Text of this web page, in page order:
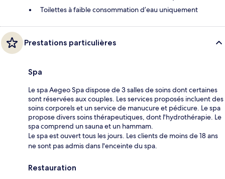
Toilettes à faible consommation d’eau uniquement
Prestations particulières
Spa
Le spa Aegeo Spa dispose de 3 salles de soins dont certaines
sont réservées aux couples. Les services proposés incluent des
soins corporels et un service de manucure et pédicure. Le spa
propose divers soins thérapeutiques, dont l'hydrothérapie. Le
spa comprend un sauna et un hammam.
Le spa est ouvert tous les jours. Les clients de moins de 18 ans
ne sont pas admis dans l'enceinte du spa.
Restauration